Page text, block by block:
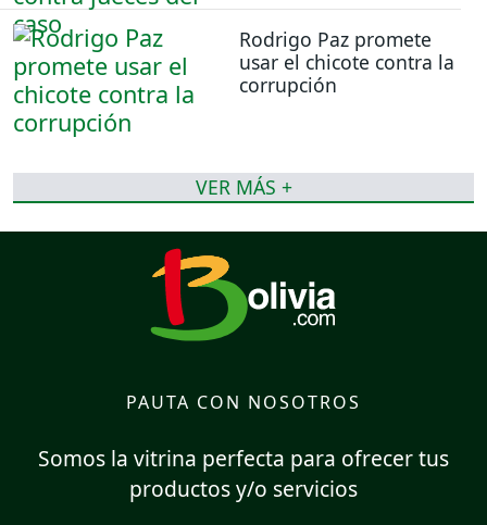
Rodrigo Paz promete
usar el chicote contra la
corrupción
VER MÁS +
PAUTA CON NOSOTROS
Somos la vitrina perfecta para ofrecer tus
productos y/o servicios